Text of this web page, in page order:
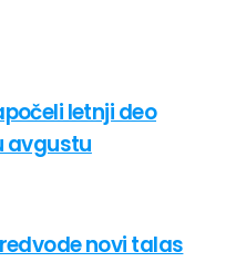
letnji deo
avgustu
novi talas